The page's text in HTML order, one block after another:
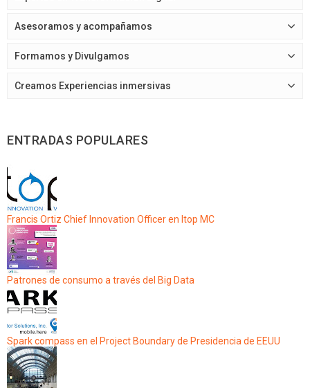
Asesoramos y acompañamos
Formamos y Divulgamos
Creamos Experiencias inmersivas
ENTRADAS POPULARES
Francis Ortiz Chief Innovation Officer en Itop MC
Patrones de consumo a través del Big Data
Spark compass en el Project Boundary de Presidencia de EEUU